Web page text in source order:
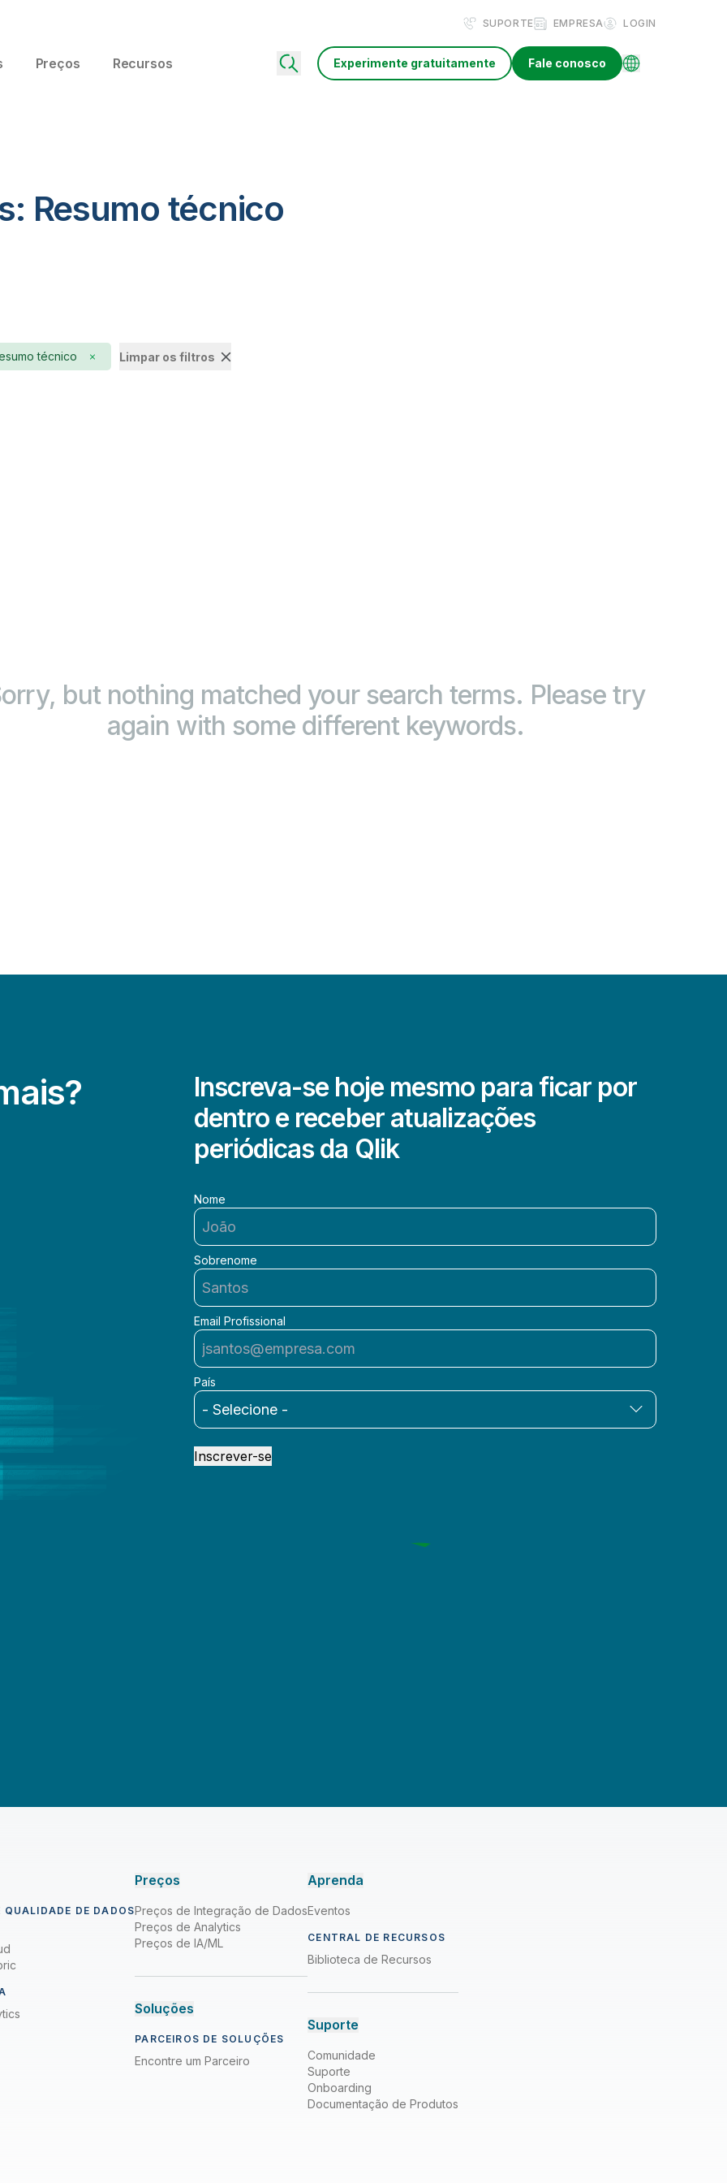
SUPORTE EMPRESA LOGIN
Preços Recursos Experimente gratuitamente Fale conosco
Resumo técnico
técnico Limpar os filtros
but nothing matched your search terms. Please try
again with some different keywords.
Inscreva-se hoje mesmo para ficar por
dentro e receber atualizações
periódicas da Qlik
Nome
Sobrenome
Email Profissional
País
Inscrever-se
QUALIDADE DE DADOS
Preços
Preços de Integração de Dados
Preços de Analytics
Preços de IA/ML
Soluções
PARCEIROS DE SOLUÇÕES
Encontre um Parceiro
Aprenda
Eventos
CENTRAL DE RECURSOS
Biblioteca de Recursos
Suporte
Comunidade
Suporte
Onboarding
Documentação de Produtos